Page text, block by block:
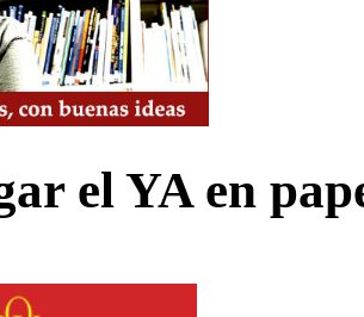
el YA en